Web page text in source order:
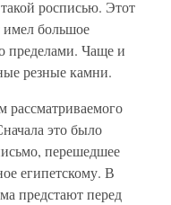
росписью. Этот
имел большое
пределами. Чаще и
резные камни.
рассматриваемого
это было
перешедшее
египетскому. В
предстают перед